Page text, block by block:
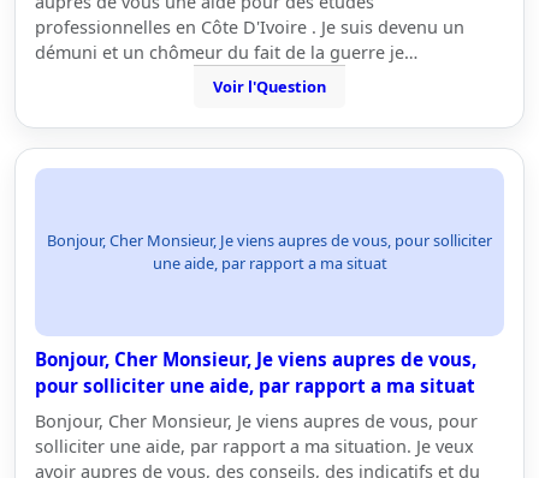
professionnelles en Côte D'Ivoire . Je suis devenu un
démuni et un chômeur du fait de la guerre je…
Voir l'Question
Bonjour, Cher Monsieur, Je viens aupres de vous, pour solliciter
une aide, par rapport a ma situat
Bonjour, Cher Monsieur, Je viens aupres de vous,
pour solliciter une aide, par rapport a ma situat
Bonjour, Cher Monsieur, Je viens aupres de vous, pour
solliciter une aide, par rapport a ma situation. Je veux
avoir aupres de vous, des conseils, des indicatifs et du